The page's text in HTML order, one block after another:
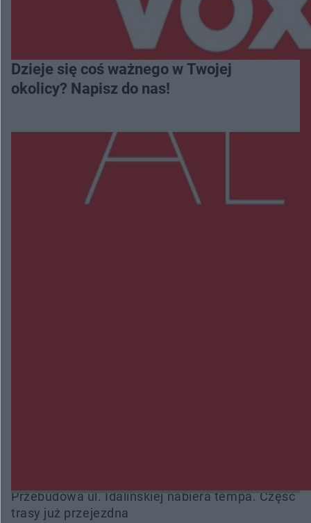
Dzieje się coś ważnego w Twojej
okolicy? Napisz do nas!
Więcej
Przebudowa ul. Idalińskiej nabiera tempa. Część
trasy już przejezdna